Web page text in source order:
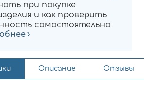
при покупке
и как проверить
самостоятельно
Описание Отзывы